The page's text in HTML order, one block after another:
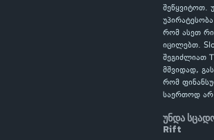
შეწყვიტოთ.
რომ ასეთ
იცილებთ.
შეგიძლიათ
მშვიდად,
რომ
საერთოდ
უნდა
Rift